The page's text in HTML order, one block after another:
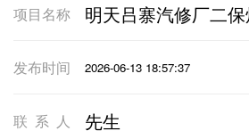
项目名称 明天吕寨汽修厂二
发布时间 2026-06-13 18:57:37
联系人 先生